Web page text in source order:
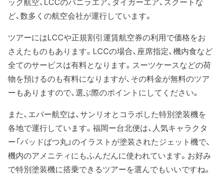
ど、数多くの航空会社が運行しています。
ツアーにはLCCや正規割引運賃航空券の利用で価格をお
さえたものもあります。LCCの場合、座席指定、機内食など
全てのサービスは有料となります。スーツケースなどの荷
物を預けるのも有料になりますが、その料金が無料のツア
ーもありますので、選ぶ際のポイントにしてください。
また、エバー航空は、サンリオとコラボした特別塗装機を
各地で運行しています。福岡ー台北便は、人気キャラクタ
ー「バッドばつ丸」のイラストが塗装されたジェット機で、
機内のアメニティにもふんだんに使われています。お好み
で特別塗装機に搭乗できるツアーを選んでもいいですね。